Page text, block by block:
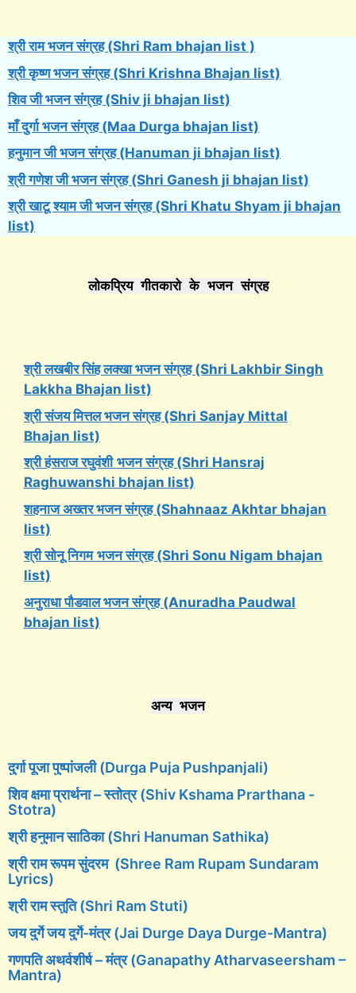
श्री राम भजन संग्रह (Shri Ram bhajan list )
श्री कृष्ण भजन संग्रह (Shri Krishna Bhajan list)
शिव जी भजन संग्रह (Shiv ji bhajan list)
माँ दुर्गा भजन संग्रह (Maa Durga bhajan list)
हनुमान जी भजन संग्रह (Hanuman ji bhajan list)
श्री गणेश जी भजन संग्रह (Shri Ganesh ji bhajan list)
श्री खाटू श्याम जी भजन संग्रह (Shri Khatu Shyam ji bhajan
list)
लोकप्रिय गीतकारो के भजन संग्रह
श्री लखबीर सिंह लक्खा भजन संग्रह (Shri Lakhbir Singh
Lakkha Bhajan list)
श्री संजय मित्तल भजन संग्रह (Shri Sanjay Mittal
Bhajan list)
श्री हंसराज रघुवंशी भजन संग्रह (Shri Hansraj
Raghuwanshi bhajan list)
शहनाज अख्तर भजन संग्रह (Shahnaaz Akhtar bhajan
list)
श्री सोनू निगम भजन संग्रह (Shri Sonu Nigam bhajan
list)
अनुराधा पौडवाल भजन संग्रह (Anuradha Paudwal
bhajan list)
अन्य भजन
दुर्गा पूजा पुष्पांजली (Durga Puja Pushpanjali)
शिव क्षमा प्रार्थना – स्तोत्र (Shiv Kshama Prarthana -
Stotra)
श्री हनुमान साठिका (Shri Hanuman Sathika)
श्री राम रूपम सुंदरम (Shree Ram Rupam Sundaram
Lyrics)
श्री राम स्तुति (Shri Ram Stuti)
जय दुर्गे जय दुर्गे-मंत्र (Jai Durge Daya Durge-Mantra)
गणपति अथर्वशीर्ष – मंत्र (Ganapathy Atharvaseersham –
Mantra)